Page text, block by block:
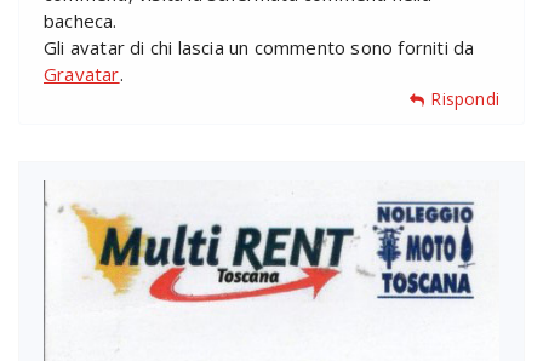
bacheca.
Gli avatar di chi lascia un commento sono forniti da
Gravatar.
Rispondi